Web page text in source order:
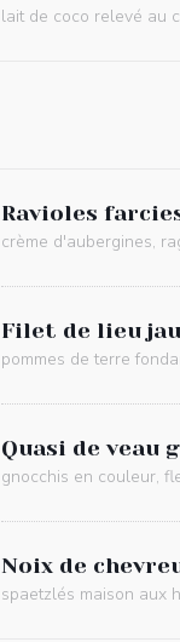
lait de coco relevé au
Ravioles
crème d'aubergines,
Filet de lieu
pommes de terre
Quasi de veau
gnocchis en couleur,
Noix de
spaetzlés maison aux